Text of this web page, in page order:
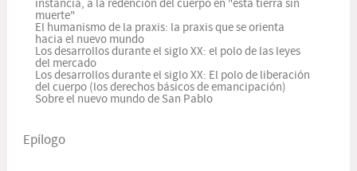
instancia, a la redención del cuerpo en "esta tierra sin
muerte"
El humanismo de la praxis: la praxis que se orienta
hacia el nuevo mundo
Los desarrollos durante el siglo XX: el polo de las leyes
del mercado
Los desarrollos durante el siglo XX: El polo de liberación
del cuerpo (los derechos básicos de emancipación)
Sobre el nuevo mundo de San Pablo
Epílogo